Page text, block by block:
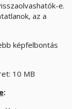
e.
az a
képfelbontás
10 MB
: